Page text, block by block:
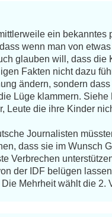
ein bekanntes
wenn man von
glauben will, dass die
Fakten nicht dazu
ändern, sondern
Lüge klammern. Siehe
Leute die ihre Kinder
Journalisten
dass sie im Wunsch
Verbrechen
der IDF belügen
Mehrheit wählt die 2.